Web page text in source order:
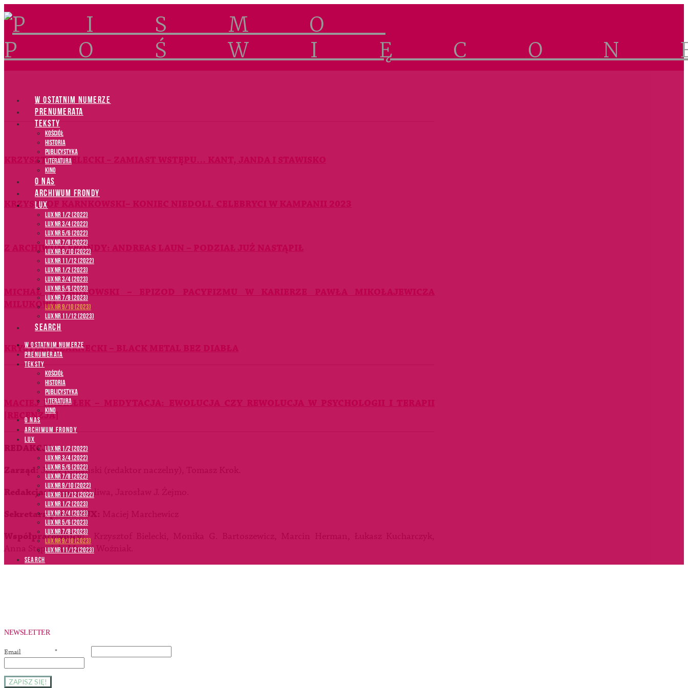
W OSTATNIM NUMERZE
PRENUMERATA
TEKSTY
Kościół
Historia
Publicystyka
Literatura
Kino
O NAS
ARCHIWUM FRONDY
LUX
LUX NR 1/2 (2022)
LUX NR 3/4 (2022)
LUX NR 5/6 (2022)
LUX NR 7/8 (2022)
LUX nr 9/10 (2022)
LUX NR 11/12 (2022)
LUX NR 1/2 (2023)
LUX NR 3/4 (2023)
LUX NR 5/6 (2023)
LUX NR 7/8 (2023)
LUX NR 9/10 (2023)
LUX NR 11/12 (2023)
SEARCH
W OSTATNIM NUMERZE
PRENUMERATA
TEKSTY
Kościół
Historia
Publicystyka
Literatura
Kino
O NAS
ARCHIWUM FRONDY
LUX
LUX NR 1/2 (2022)
LUX NR 3/4 (2022)
LUX NR 5/6 (2022)
LUX NR 7/8 (2022)
LUX nr 9/10 (2022)
LUX NR 11/12 (2022)
LUX NR 1/2 (2023)
LUX NR 3/4 (2023)
LUX NR 5/6 (2023)
LUX NR 7/8 (2023)
LUX NR 9/10 (2023)
LUX NR 11/12 (2023)
SEARCH
KRZYSZTOF BIELECKI – ZAMIAST WSTĘPU… KANT, JANDA I STAWISKO
KRZYSZTOF KARNKOWSKI– KONIEC NIEDOLI. CELEBRYCI W KAMPANII 2023
Z ARCHIWUM FRONDY: ANDREAS LAUN – PODZIAŁ JUŻ NASTĄPIŁ
MICHAŁ P. SADŁOWSKI – EPIZOD PACYFIZMU W KARIERZE PAWŁA MIKOŁAJEWICZA
MILUKOWA
KRYSTIAN CZARNECKI – BLACK METAL BEZ DIABŁA
MACIEJ NABIAŁEK – MEDYTACJA: EWOLUCJA CZY REWOLUCJA W PSYCHOLOGII I TERAPII
[RECENZJA]
REDAKCJA:
Zarząd:Jerzy Kopański (redaktor naczelny), Tomasz Krok.
Redakcja:Szymon Doliwa, Jarosław J. Żejmo.
Sekretarz pisma LUX: Maciej Marchewicz
Współpracownicy:Krzysztof Bielecki, Monika G. Bartoszewicz, Marcin Herman, Łukasz Kucharczyk,
Anna Stępniak, Maciej Woźniak.
NEWSLETTER
Email*